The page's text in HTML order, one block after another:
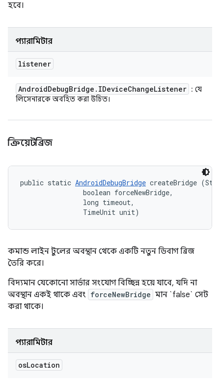
হবে।
প্যারামিটার
listener
AndroidDebugBridge . IDeviceChangeListener : যে
লিসেনারকে অবহিত করা উচিত।
ক্রিয়েটব্রিজ
public static AndroidDebugBridge createBridge
                boolean forceNewBridge,
                long timeout,
                TimeUnit unit)
কমান্ড লাইন টুলের অবস্থান থেকে একটি নতুন ডিবাগ ব্রিজ
তৈরি করে।
বিদ্যমান যেকোনো সার্ভার সংযোগ বিচ্ছিন্ন হয়ে যাবে, যদি না
অবস্থান একই থাকে এবং forceNewBridge মান `false` সেট
করা থাকে।
প্যারামিটার
osLocation